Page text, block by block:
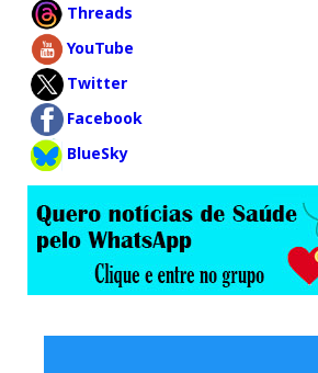
Threads
YouTube
Twitter
Facebook
BlueSky